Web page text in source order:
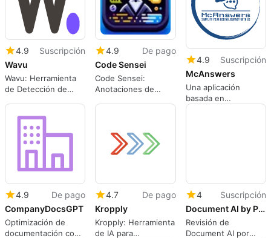
4.9
Suscripción
Wavu
Wavu: Herramienta
de Detección de
4.9
De pago
Code Sensei
Code Sensei:
Anotaciones de
4.9
Suscripción
McAnswers
Una aplicación
basada en
suscripción para
4.9
De pago
CompanyDocsGPT
Optimización de
documentación con
4.7
De pago
Kropply
Kropply: Herramienta
de IA para
4
Suscripción
Document AI by Playmaker
Revisión de
Document AI por